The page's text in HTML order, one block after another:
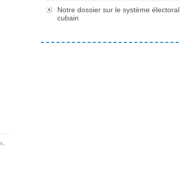
Notre dossier sur le système électoral
cubain